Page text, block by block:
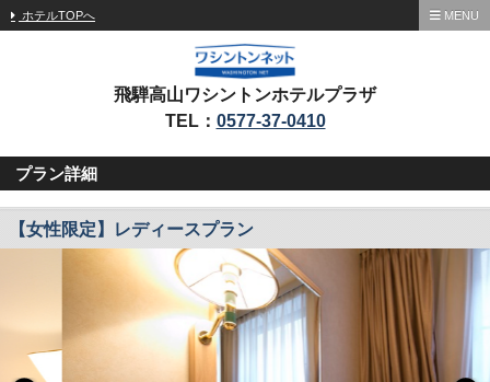
ホテルTOPへ MENU
飛騨高山ワシントンホテルプラザ
TEL： 0577-37-0410
プラン詳細
【女性限定】レディースプラン